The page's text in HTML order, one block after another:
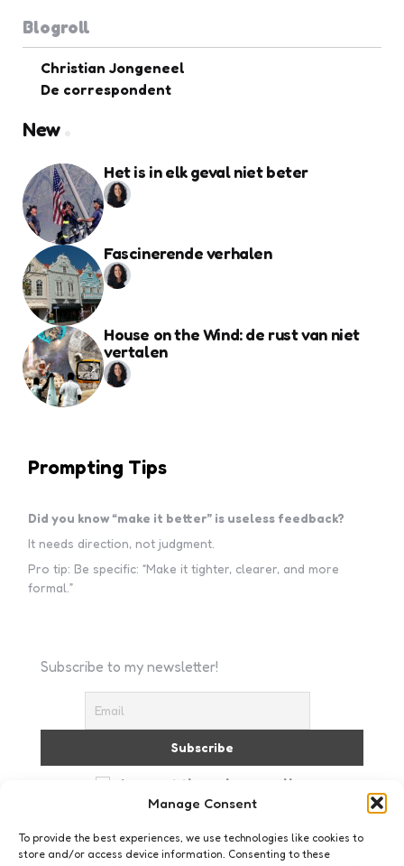
Manage Consent
To provide the best experiences, we use technologies like cookies to
store and/or access device information. Consenting to these
Blogroll
Christian Jongeneel
De correspondent
New
Het is in elk geval niet beter
Fascinerende verhalen
House on the Wind: de rust van niet
vertalen
Prompting Tips
Did you know “make it better” is useless feedback?
It needs direction, not judgment.
Pro tip: Be specific: “Make it tighter, clearer, and more
formal.”
Subscribe to my newsletter!
I accept the privacy policy